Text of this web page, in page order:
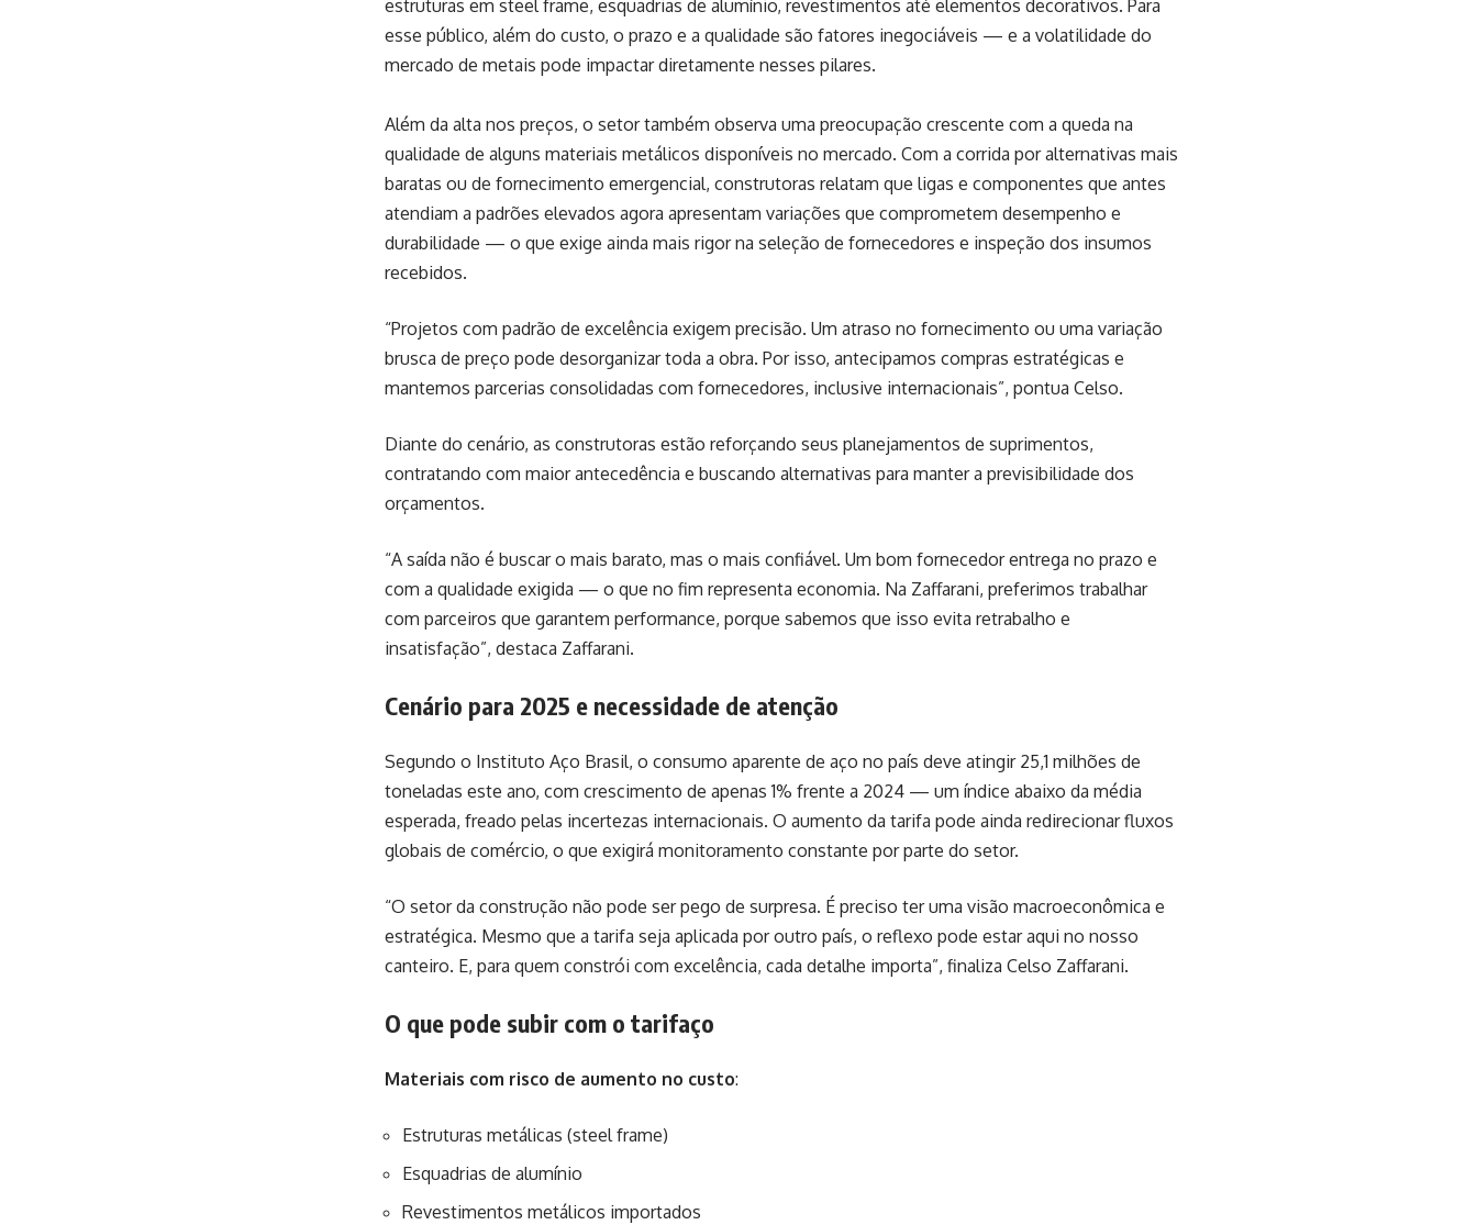
estruturas em steel frame, esquadrias de alumínio, revestimentos até elementos decorativos. Para
esse público, além do custo, o prazo e a qualidade são fatores inegociáveis — e a volatilidade do
mercado de metais pode impactar diretamente nesses pilares.
Além da alta nos preços, o setor também observa uma preocupação crescente com a queda na
qualidade de alguns materiais metálicos disponíveis no mercado. Com a corrida por alternativas mais
baratas ou de fornecimento emergencial, construtoras relatam que ligas e componentes que antes
atendiam a padrões elevados agora apresentam variações que comprometem desempenho e
durabilidade — o que exige ainda mais rigor na seleção de fornecedores e inspeção dos insumos
recebidos.
“Projetos com padrão de excelência exigem precisão. Um atraso no fornecimento ou uma variação
brusca de preço pode desorganizar toda a obra. Por isso, antecipamos compras estratégicas e
mantemos parcerias consolidadas com fornecedores, inclusive internacionais”, pontua Celso.
Diante do cenário, as construtoras estão reforçando seus planejamentos de suprimentos,
contratando com maior antecedência e buscando alternativas para manter a previsibilidade dos
orçamentos.
“A saída não é buscar o mais barato, mas o mais confiável. Um bom fornecedor entrega no prazo e
com a qualidade exigida — o que no fim representa economia. Na Zaffarani, preferimos trabalhar
com parceiros que garantem performance, porque sabemos que isso evita retrabalho e
insatisfação”, destaca Zaffarani.
Cenário para 2025 e necessidade de atenção
Segundo o Instituto Aço Brasil, o consumo aparente de aço no país deve atingir 25,1 milhões de
toneladas este ano, com crescimento de apenas 1% frente a 2024 — um índice abaixo da média
esperada, freado pelas incertezas internacionais. O aumento da tarifa pode ainda redirecionar fluxos
globais de comércio, o que exigirá monitoramento constante por parte do setor.
“O setor da construção não pode ser pego de surpresa. É preciso ter uma visão macroeconômica e
estratégica. Mesmo que a tarifa seja aplicada por outro país, o reflexo pode estar aqui no nosso
canteiro. E, para quem constrói com excelência, cada detalhe importa”, finaliza Celso Zaffarani.
O que pode subir com o tarifaço
Materiais com risco de aumento no custo:
Estruturas metálicas (steel frame)
Esquadrias de alumínio
Revestimentos metálicos importados